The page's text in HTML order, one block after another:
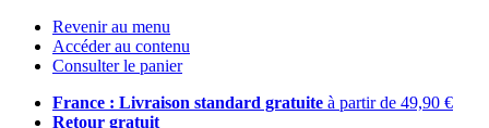
Revenir au menu
Accéder au contenu
Consulter le panier
France : Livraison standard gratuite à partir de 49,90 €
Retour gratuit